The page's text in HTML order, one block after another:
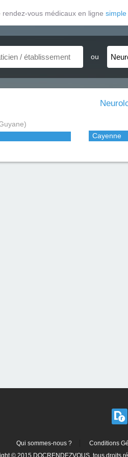
rendez-vous médicaux en ligne simple
ou
Cayenne
Qui sommes-nous ? Conditions
© 2015 DOCRENDEZVOUS, tous droits